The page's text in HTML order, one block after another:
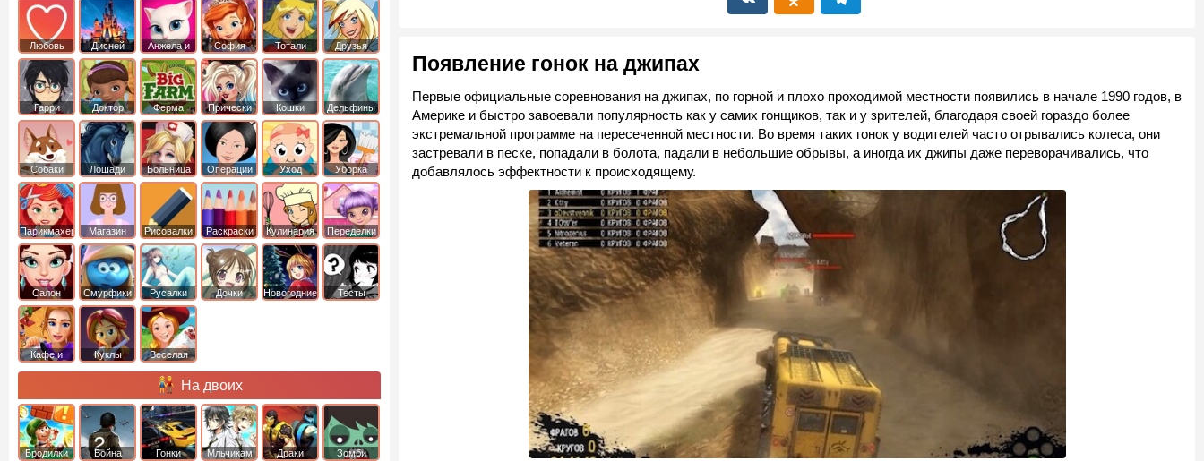
Появление гонок на джипах
Первые официальные соревнования на джипах, по горной и плохо проходимой местности появились в начале 1990 годов, в
Америке и быстро завоевали популярность как у самих гонщиков, так и у зрителей, благодаря своей гораздо более
экстремальной программе на пересеченной местности. Во время таких гонок у водителей часто отрывались колеса, они
застревали в песке, попадали в болота, падали в небольшие обрывы, а иногда их джипы даже переворачивались, что
добавлялось эффектности к происходящему.
Любовь Дисней
Анжела и
том
София
Прекрасная
Тотали
Спайс
Друзья
ангелов
Гарри
Поттер
Доктор
Плюшева
Ферма Прически Кошки Дельфины
Собаки Лошади Больница Операции Уход Уборка
Парикмахер Магазин Рисовалки Раскраски Кулинария Переделки
Салон Смурфики Русалки Дочки Новогодние Тесты
Кафе и
Куклы
Веселая
На двоих
Бродилки Война Гонки Мльчикам Драки Зомби